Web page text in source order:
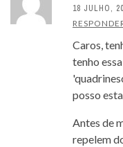
18 JULHO,
Caros,
tenho
posso
Antes de
repelem